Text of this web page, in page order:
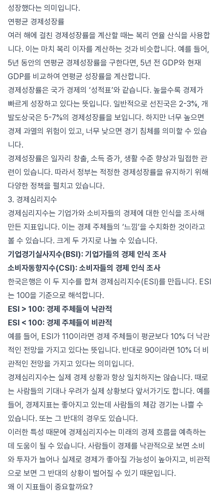
성장했다는 의미입니다.
연평균 경제성장률
여러 해에 걸친 경제성장률을 계산할 때는 복리 연율 산식을 사용합
니다. 이는 마치 복리 이자를 계산하는 것과 비슷합니다. 예를 들어,
5년 동안의 연평균 경제성장률을 구한다면, 5년 전 GDP와 현재
GDP를 비교하여 연평균 성장률을 계산합니다.
경제성장률은 국가 경제의 ‘성적표’와 같습니다. 높을수록 경제가
빠르게 성장하고 있다는 뜻입니다. 일반적으로 선진국은 2-3%, 개
발도상국은 5-7%의 경제성장률을 보입니다. 하지만 너무 높으면
경제 과열의 위험이 있고, 너무 낮으면 경기 침체를 의미할 수 있습
니다.
경제성장률은 일자리 창출, 소득 증가, 생활 수준 향상과 밀접한 관
련이 있습니다. 따라서 정부는 적정한 경제성장률을 유지하기 위해
다양한 정책을 펼치고 있습니다.
3. 경제심리지수
경제심리지수는 기업가와 소비자들의 경제에 대한 인식을 조사해
만든 지표입니다. 이는 경제 주체들의 ‘느낌’을 수치화한 것이라고
볼 수 있습니다. 크게 두 가지로 나눌 수 있습니다.
기업경기실사지수(BSI): 기업가들의 경제 인식 조사
소비자동향지수(CSI): 소비자들의 경제 인식 조사
한국은행은 이 두 지수를 합쳐 경제심리지수(ESI)를 만듭니다. ESI
는 100을 기준으로 해석합니다.
ESI > 100: 경제 주체들이 낙관적
ESI < 100: 경제 주체들이 비관적
예를 들어, ESI가 110이라면 경제 주체들이 평균보다 10% 더 낙관
적인 전망을 가지고 있다는 뜻입니다. 반대로 90이라면 10% 더 비
관적인 전망을 가지고 있다는 의미입니다.
경제심리지수는 실제 경제 상황과 항상 일치하지는 않습니다. 때로
는 사람들의 기대나 우려가 실제 상황보다 앞서가기도 합니다. 예를
들어, 경제지표는 좋아지고 있는데 사람들의 체감 경기는 나쁠 수
있습니다. 또는 그 반대의 경우도 있습니다.
이러한 특성 때문에 경제심리지수는 미래의 경제 흐름을 예측하는
데 도움이 될 수 있습니다. 사람들이 경제를 낙관적으로 보면 소비
와 투자가 늘어나 실제로 경제가 좋아질 가능성이 높아지고, 비관적
으로 보면 그 반대의 상황이 벌어질 수 있기 때문입니다.
왜 이 지표들이 중요할까요?